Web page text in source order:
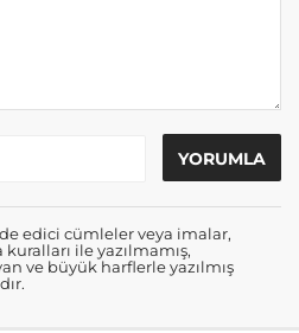
edici cümleler veya imalar,
ile yazılmamış,
ve büyük harflerle yazılmış